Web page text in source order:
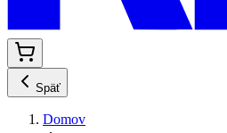
Späť
Domov